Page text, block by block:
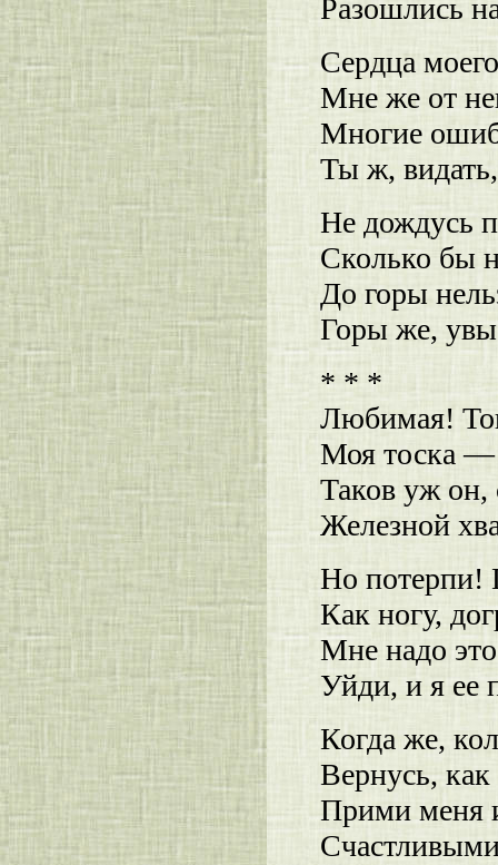
Разошлись
Сердца
Мне же от
Многие
Ты ж,
Не дождусь
Сколько бы
До горы
Горы же,
* * *
Любимая!
Моя тоска —
Таков уж он,
Железной
Но потерпи!
Как ногу,
Мне надо
Уйди, и я ее
Когда же,
Вернусь,
Прими меня